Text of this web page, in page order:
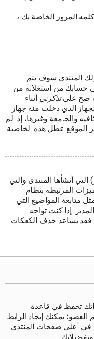
المرور الخاصة بك ،
المنتدى سوف يتم
حسابك من استغلاله من
صح علىتذكرني أثناء
الذي دخلت منه جهاز
والجامعة وغيرها، إذا لم
الموقع عطل هذه الخاصية.
أنشأها المنتدى والتي
المرتبطة بنظام
متابعة المواضيع التي
إذا كنت تواجه
فقد يساعد حذف الكعكات
تحفظ في قاعدة
العضو؛ يمكنك إيجاد الرابط
أعلى صفحات المنتدى.